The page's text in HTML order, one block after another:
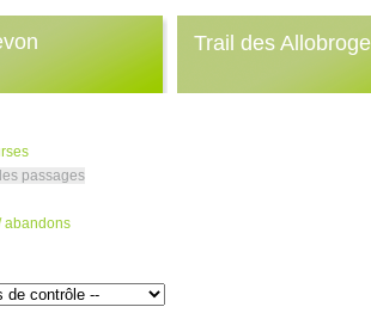
Trail des
passages
abandons